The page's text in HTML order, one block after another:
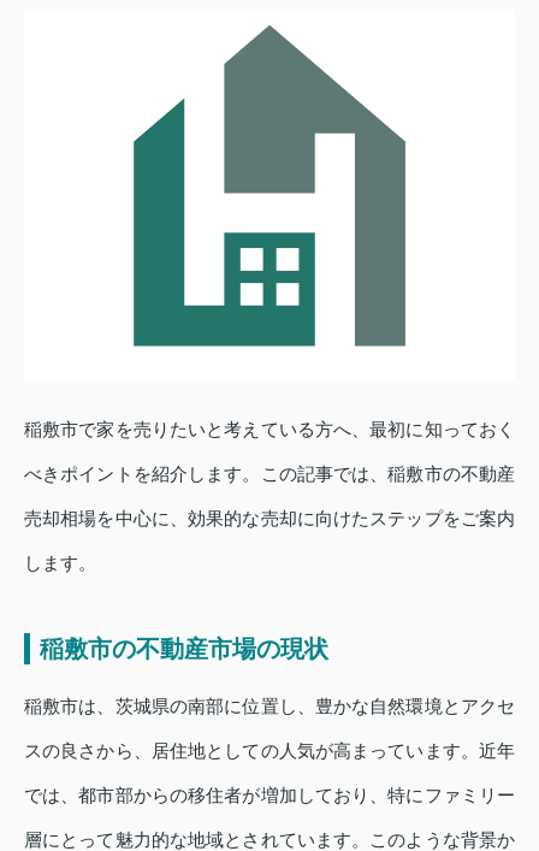
稲敷市で家を売りたいと考えている方へ、最初に知っておく
べきポイントを紹介します。この記事では、稲敷市の不動産
売却相場を中心に、効果的な売却に向けたステップをご案内
します。
稲敷市の不動産市場の現状
稲敷市は、茨城県の南部に位置し、豊かな自然環境とアクセ
スの良さから、居住地としての人気が高まっています。近年
では、都市部からの移住者が増加しており、特にファミリー
層にとって魅力的な地域とされています。このような背景か